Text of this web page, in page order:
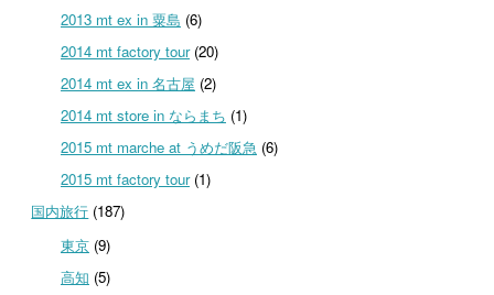
2013 mt ex in 粟島 (6)
2014 mt factory tour(20)
2014 mt ex in 名古屋 (2)
2014 mt store in ならまち (1)
2015 mt marche at うめだ阪急 (6)
2015 mt factory tour(1)
国内旅行 (187)
東京(9)
高知 (5)